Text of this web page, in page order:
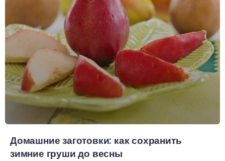
Домашние заготовки: как сохранить
зимние груши до весны